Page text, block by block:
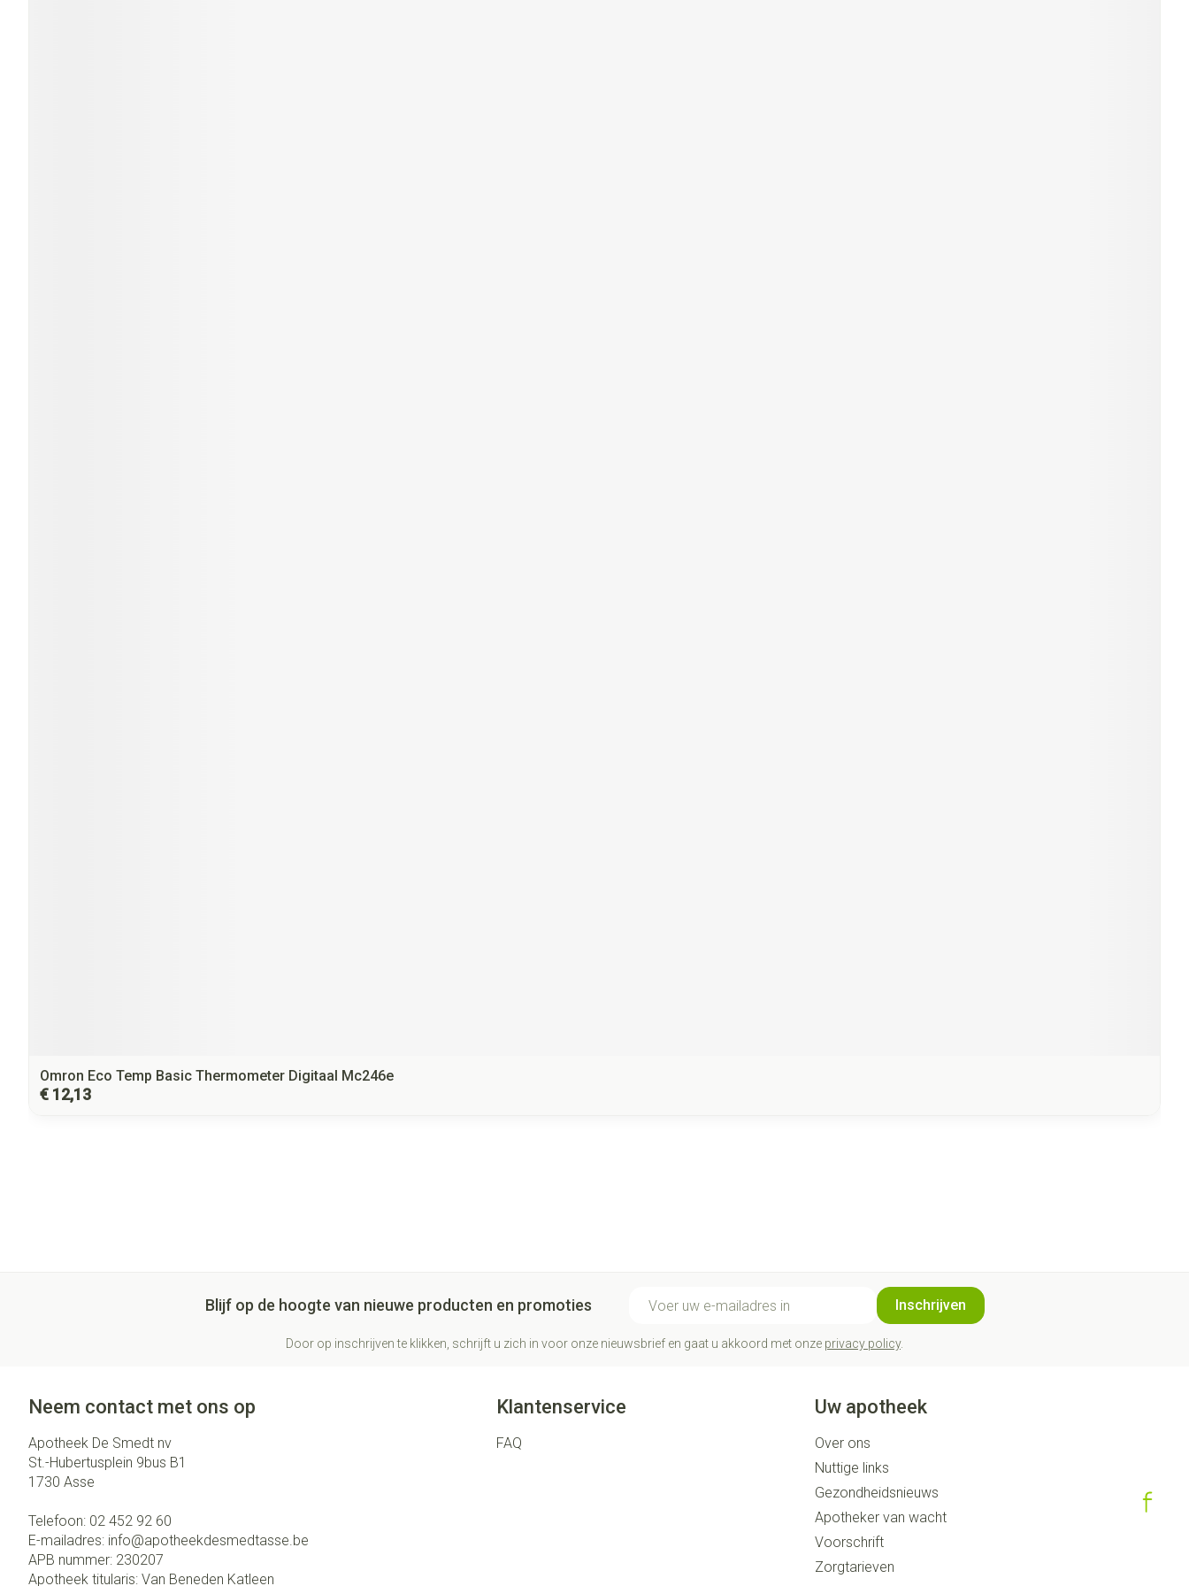
Omron Eco Temp Basic Thermometer Digitaal Mc246e
€ 12,13
Blijf op de hoogte van nieuwe producten en promoties Inschrijven
Door op inschrijven te klikken, schrijft u zich in voor onze nieuwsbrief en gaat u akkoord met onze privacy policy.
Neem contact met ons op
Apotheek De Smedt nv
St.-Hubertusplein 9bus B1
1730 Asse
Telefoon: 02 452 92 60
E-mailadres: info@apotheekdesmedtasse.be
APB nummer: 230207
Apotheek titularis: Van Beneden Katleen
Klantenservice
FAQ
Uw apotheek
Over ons
Nuttige links
Gezondheidsnieuws
Apotheker van wacht
Voorschrift
Zorgtarieven